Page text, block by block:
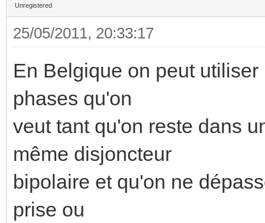
Unregistered
25/05/2011, 20:33:17
En Belgique on peut
phases qu'on
veut tant qu'on reste dans
même disjoncteur
bipolaire et qu'on ne
prise ou